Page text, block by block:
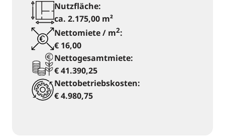
Nutzfläche:
ca. 2.175,00 m²
Nettomiete / m2:
€ 16,00
Nettogesamtmiete:
€ 41.390,25
Nettobetriebskosten:
€ 4.980,75